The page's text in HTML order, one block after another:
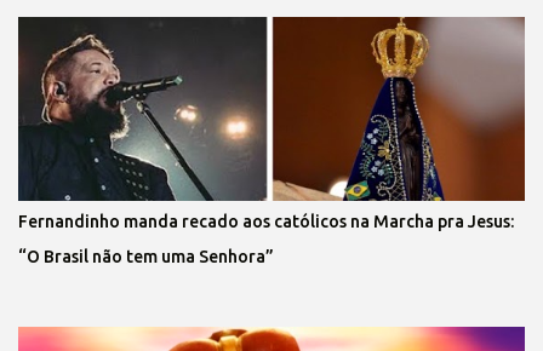
Fernandinho manda recado aos católicos na Marcha pra Jesus:
“O Brasil não tem uma Senhora”